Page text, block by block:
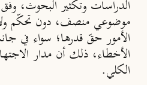
الدراسات وتكثير البحوث،
موضوعي منصف، دون تحكّم
الأمور حقّ قدرها؛ سواء في
الأخطاء، ذلك أن مدار
الكلي.